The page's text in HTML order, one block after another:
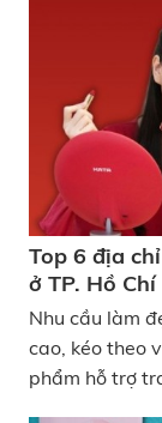
tín thay vì
hãy cùng
trang điểm Đà
mua gương
Top 6 địa
ở TP. Hồ
Nhu cầu làm
cao, kéo theo
phẩm hỗ trợ